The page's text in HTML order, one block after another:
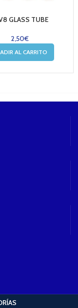
GLASS TUBE
2,50€
AL CARRITO